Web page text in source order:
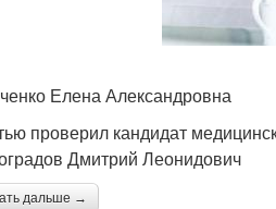
Елена Александровна
проверил кандидат
Дмитрий Леонидович
дальше →